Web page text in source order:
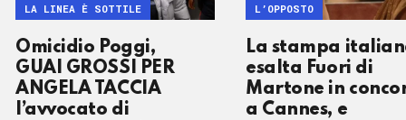
Omicidio Poggi,
GUAI GROSSI PER
ANGELA TACCIA
l’avvocato di
LA LINEA È SOTTILE
La stampa
esalta Fuori di
Martone in
a Cannes, e
L’OPPOSTO